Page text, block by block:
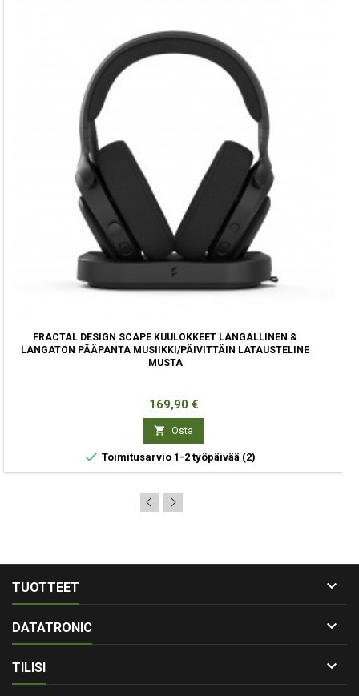
FRACTAL DESIGN SCAPE KUULOKKEET LANGALLINEN &
LANGATON PÄÄPANTA MUSIIKKI/PÄIVITTÄIN LATAUSTELINE
MUSTA
Hinta
169,90 €
 Osta
 Toimitusarvio 1-2 työpäivää (2)
TUOTTEET 
DATATRONIC 
TILISI 